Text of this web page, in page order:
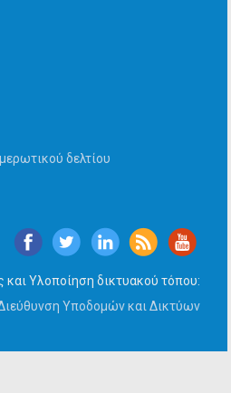
δελτίου
και Υλοποίηση δικτυακού τόπου:
Υποδομών και Δικτύων